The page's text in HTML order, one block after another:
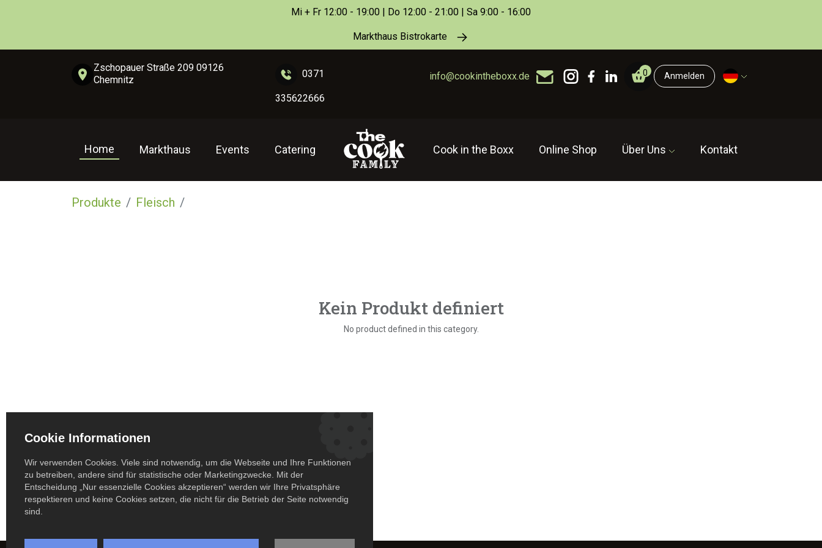
Mi + Fr 12:00 - 19:00 | Do 12:00 - 21:00 | Sa 9:00 - 16:00
Markthaus Bistrokarte
Zschopauer Straße 209 09126
Chemnitz
0371
335622666
info@cookintheboxx.de 0 Anmelden
Home Markthaus Events Catering Cook in the Boxx Online Shop Über Uns Kontakt
Produkte Fleisch
Kein Produkt definiert
No product defined in this category.
Cookie Informationen
Wir verwenden Cookies. Viele sind notwendig, um die Webseite und Ihre Funktionen
zu betreiben, andere sind für statistische oder Marketingzwecke. Mit der
Entscheidung „Nur essenzielle Cookies akzeptieren“ werden wir Ihre Privatsphäre
respektieren und keine Cookies setzen, die nicht für die Betrieb der Seite notwendig
sind.